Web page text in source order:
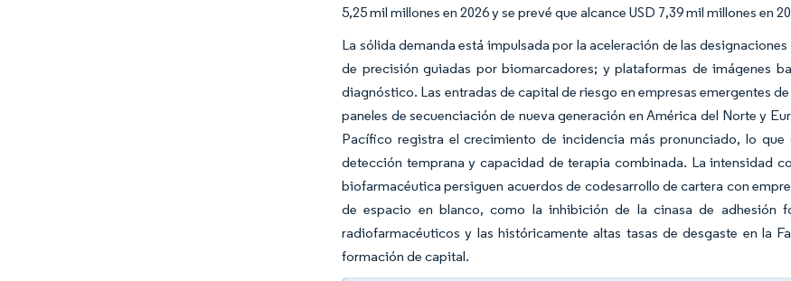
5,25 mil millones en 2026 y se prevé que alcance USD 7,39 mil millones en
La sólida demanda está impulsada por la aceleración de las
de precisión guiadas por biomarcadores; y plataformas de imágenes
diagnóstico. Las entradas de capital de riesgo en empresas emergentes
paneles de secuenciación de nueva generación en América del Norte y
Pacífico registra el crecimiento de incidencia más pronunciado, lo
detección temprana y capacidad de terapia combinada. La intensidad
biofarmacéutica persiguen acuerdos de codesarrollo de cartera con
de espacio en blanco, como la inhibición de la cinasa de adhesión
radiofarmacéuticos y las históricamente altas tasas de desgaste en la
formación de capital.